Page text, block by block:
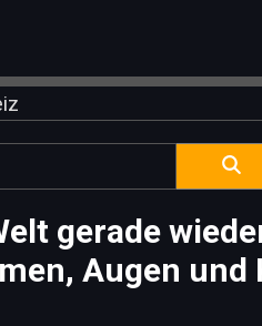
gerade
Augen und